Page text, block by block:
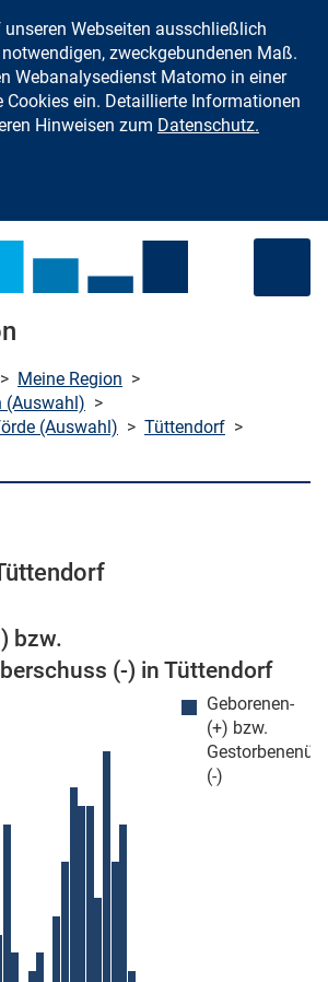
Zum Inhalt springen
Webseiten ausschließlich
zweckgebundenen Maß.
Webanalysedienst Matomo in einer
Cookies ein. Detaillierte Informationen
Hinweisen zum Datenschutz.
> Meine Region >
(Auswahl) >
(Auswahl) > Tüttendorf >
bzw.
(-) in Tüttendorf
Geborenen-
(+) bzw.
(-)